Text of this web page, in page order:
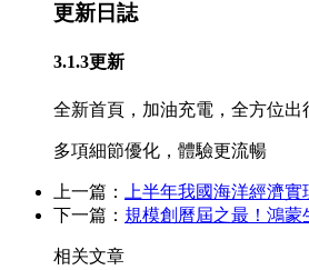
更新日誌
3.1.3更新
全新首頁，加油充電，全方位出
多項細節優化，體驗更流暢
上一篇：
上半年我國海洋經濟
下一篇： 規模創曆屆之最！鴻蒙
相关文章